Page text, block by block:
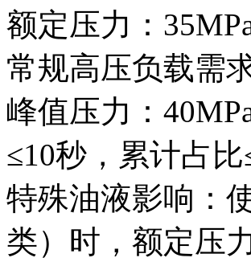
额定压力‌：
常规高压负载需
峰值压力‌：
≤10秒，累计占
特殊油液影响‌：
类）时，额定压